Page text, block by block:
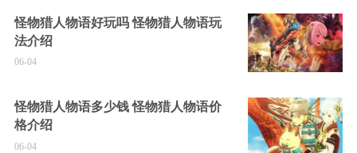
怪物猎人物语好玩吗 怪物猎人物语玩
法介绍
06-04
怪物猎人物语多少钱 怪物猎人物语价
格介绍
06-04